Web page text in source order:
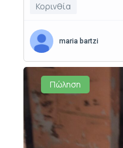
Κορινθία
maria bartzi
Πώληση